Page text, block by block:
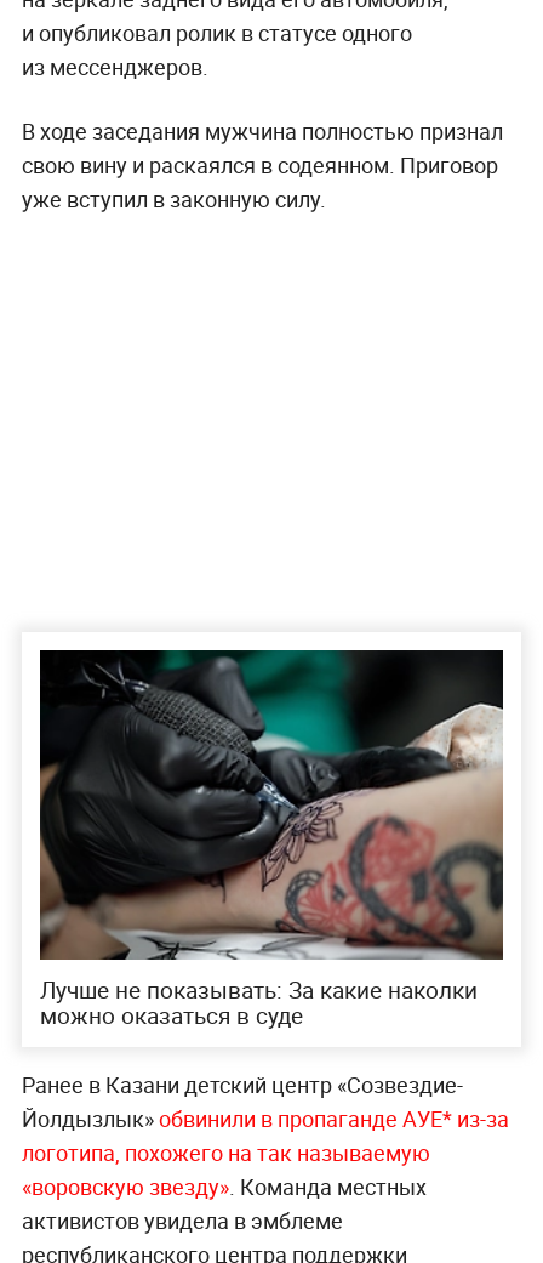
и опубликовал ролик в статусе одного
из мессенджеров.
В ходе заседания мужчина полностью признал
свою вину и раскаялся в содеянном. Приговор
уже вступил в законную силу.
Лучше не показывать: За какие наколки
можно оказаться в суде
Ранее в Казани детский центр «Созвездие-
Йолдызлык»обвинили в пропаганде АУЕ* из-за
логотипа, похожего на так называемую
«воровскую звезду». Команда местных
активистов увидела в эмблеме
республиканского центра поддержки